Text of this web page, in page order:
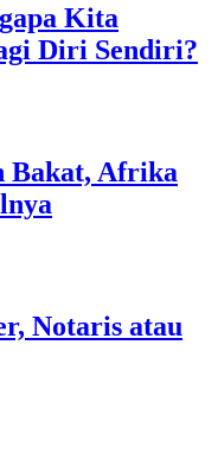
Kita
Diri Sendiri?
Bakat, Afrika
Notaris atau